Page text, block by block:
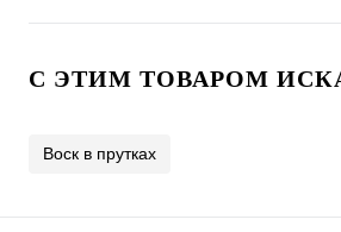
C ЭТИМ ТОВАРОМ
Воск в прутках